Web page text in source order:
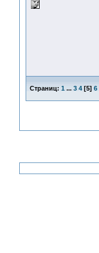
Страниц: 1 ... 3 4[5] 6